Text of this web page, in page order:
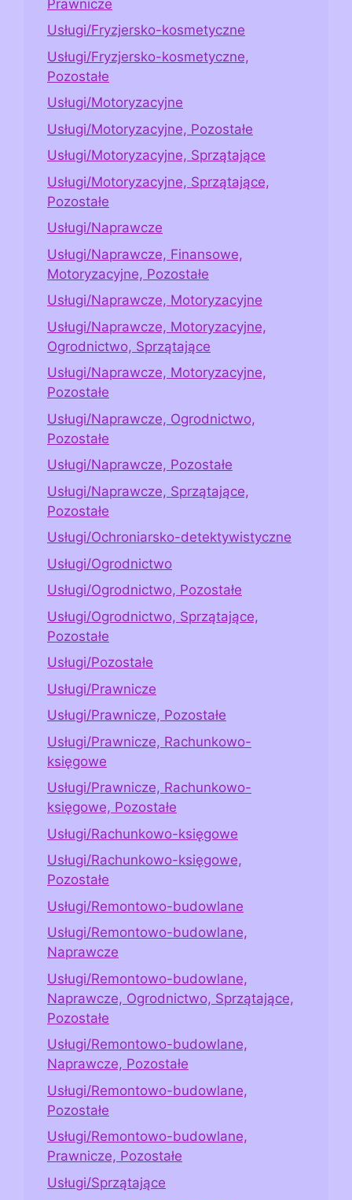
Prawnicze
Usługi/Fryzjersko-kosmetyczne
Usługi/Fryzjersko-kosmetyczne,
Pozostałe
Usługi/Motoryzacyjne
Usługi/Motoryzacyjne, Pozostałe
Usługi/Motoryzacyjne, Sprzątające
Usługi/Motoryzacyjne, Sprzątające,
Pozostałe
Usługi/Naprawcze
Usługi/Naprawcze, Finansowe,
Motoryzacyjne, Pozostałe
Usługi/Naprawcze, Motoryzacyjne
Usługi/Naprawcze, Motoryzacyjne,
Ogrodnictwo, Sprzątające
Usługi/Naprawcze, Motoryzacyjne,
Pozostałe
Usługi/Naprawcze, Ogrodnictwo,
Pozostałe
Usługi/Naprawcze, Pozostałe
Usługi/Naprawcze, Sprzątające,
Pozostałe
Usługi/Ochroniarsko-detektywistyczne
Usługi/Ogrodnictwo
Usługi/Ogrodnictwo, Pozostałe
Usługi/Ogrodnictwo, Sprzątające,
Pozostałe
Usługi/Pozostałe
Usługi/Prawnicze
Usługi/Prawnicze, Pozostałe
Usługi/Prawnicze, Rachunkowo-
księgowe
Usługi/Prawnicze, Rachunkowo-
księgowe, Pozostałe
Usługi/Rachunkowo-księgowe
Usługi/Rachunkowo-księgowe,
Pozostałe
Usługi/Remontowo-budowlane
Usługi/Remontowo-budowlane,
Naprawcze
Usługi/Remontowo-budowlane,
Naprawcze, Ogrodnictwo, Sprzątające,
Pozostałe
Usługi/Remontowo-budowlane,
Naprawcze, Pozostałe
Usługi/Remontowo-budowlane,
Pozostałe
Usługi/Remontowo-budowlane,
Prawnicze, Pozostałe
Usługi/Sprzątające